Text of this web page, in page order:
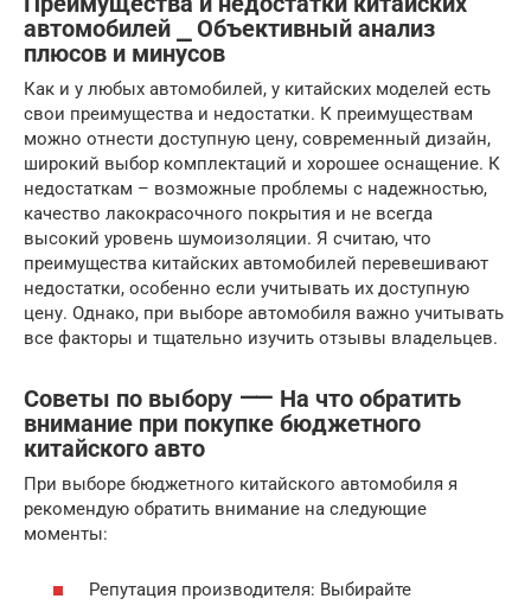
автомобилей ⎯ Объективный анализ
плюсов и минусов
Как и у любых автомобилей, у китайских моделей есть
свои преимущества и недостатки. К преимуществам
можно отнести доступную цену, современный дизайн,
широкий выбор комплектаций и хорошее оснащение. К
недостаткам – возможные проблемы с надежностью,
качество лакокрасочного покрытия и не всегда
высокий уровень шумоизоляции. Я считаю, что
преимущества китайских автомобилей перевешивают
недостатки, особенно если учитывать их доступную
цену. Однако, при выборе автомобиля важно учитывать
все факторы и тщательно изучить отзывы владельцев.
Советы по выбору ⸺ На что обратить
внимание при покупке бюджетного
китайского авто
При выборе бюджетного китайского автомобиля я
рекомендую обратить внимание на следующие
моменты:
Репутация производителя: Выбирайте